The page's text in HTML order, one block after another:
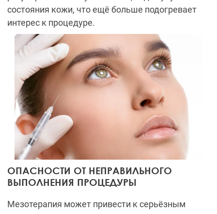
состояния кожи, что ещё больше подогревает
интерес к процедуре.
ОПАСНОСТИ ОТ НЕПРАВИЛЬНОГО
ВЫПОЛНЕНИЯ ПРОЦЕДУРЫ
Мезотерапия может привести к серьёзным